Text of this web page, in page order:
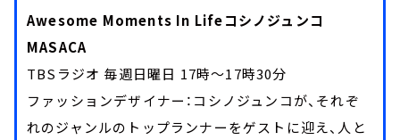
Awesome Moments In Lifeコシノジュンコ
MASACA
TBSラジオ 毎週日曜日 17時～17時30分
ファッションデザイナー：コシノジュンコが、それぞ
れのジャンルのトップランナーをゲストに迎え、人と